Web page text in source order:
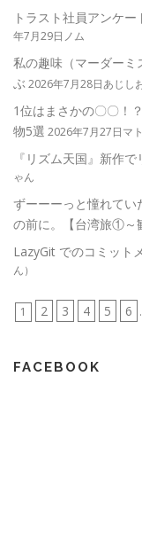
トラスト社員アンケ
年7月29日ノム
私の趣味（マーダー
ぶ2026年7月28日あじし
1位はまさかの〇〇！
物5選 2026年7月27日マト
『リズム天国』新作
ゃん
ずーーーっと憧れてい
の前に。【台湾旅①～
LazyGit でのコミット
ん）
1 2 3 4 5 6
FACEBOOK